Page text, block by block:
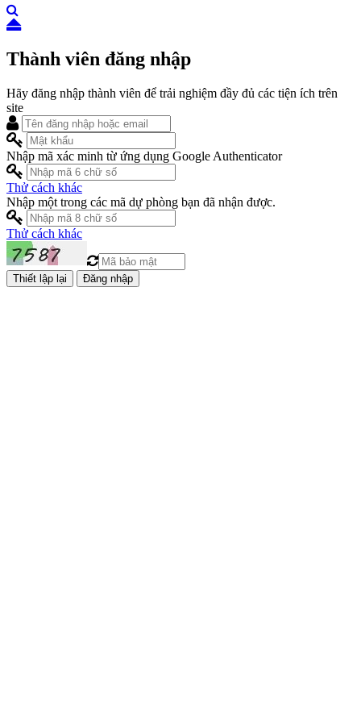
Thành viên đăng nhập
Hãy đăng nhập thành viên để trải nghiệm đầy đủ các tiện ích trên
site
Nhập mã xác minh từ ứng dụng Google Authenticator
Thử cách khác
Nhập một trong các mã dự phòng bạn đã nhận được.
Thử cách khác
Đăng nhập